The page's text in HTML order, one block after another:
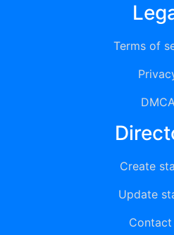
Terms of
Create
Update
Contact